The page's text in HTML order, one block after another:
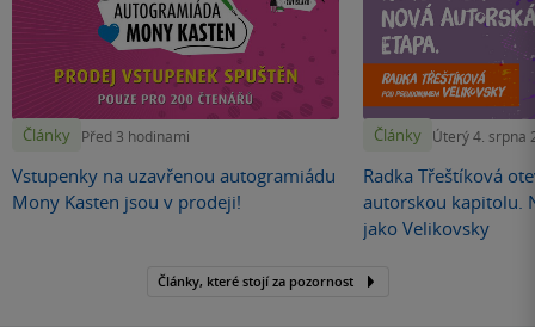
Články Před 3 hodinami
Vstupenky na uzavřenou autogramiádu
Mony Kasten jsou v prodeji!
Články Úterý 4. srpna
Radka Třeštíková
autorskou kapitolu.
jako Velikovsky
Články, které stojí za pozornost